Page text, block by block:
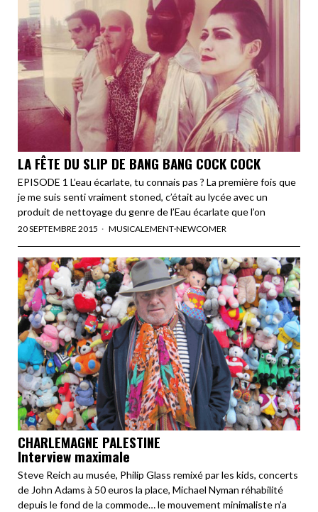
LA FÊTE DU SLIP DE BANG BANG COCK COCK
EPISODE 1 L’eau écarlate, tu connais pas ? La première fois que
je me suis senti vraiment stoned, c’était au lycée avec un
produit de nettoyage du genre de l’Eau écarlate que l’on
20 SEPTEMBRE 2015 MUSICALEMENT·NEWCOMER
CHARLEMAGNE PALESTINE
Interview maximale
Steve Reich au musée, Philip Glass remixé par les kids, concerts
de John Adams à 50 euros la place, Michael Nyman réhabilité
depuis le fond de la commode… le mouvement minimaliste n’a